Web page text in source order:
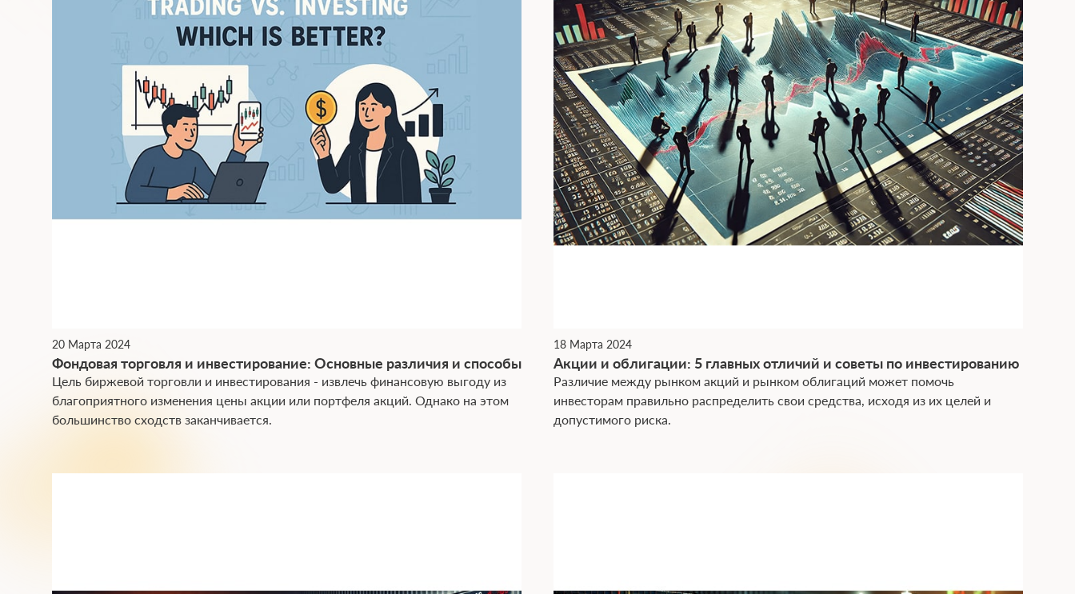
20 Марта 2024
Фондовая торговля и инвестирование: Основные различия и способы
Цель биржевой торговли и инвестирования - извлечь финансовую выгоду из
благоприятного изменения цены акции или портфеля акций. Однако на этом
большинство сходств заканчивается.
18 Марта 2024
Акции и облигации: 5 главных отличий и советы по инвестированию
Различие между рынком акций и рынком облигаций может помочь
инвесторам правильно распределить свои средства, исходя из их целей и
допустимого риска.